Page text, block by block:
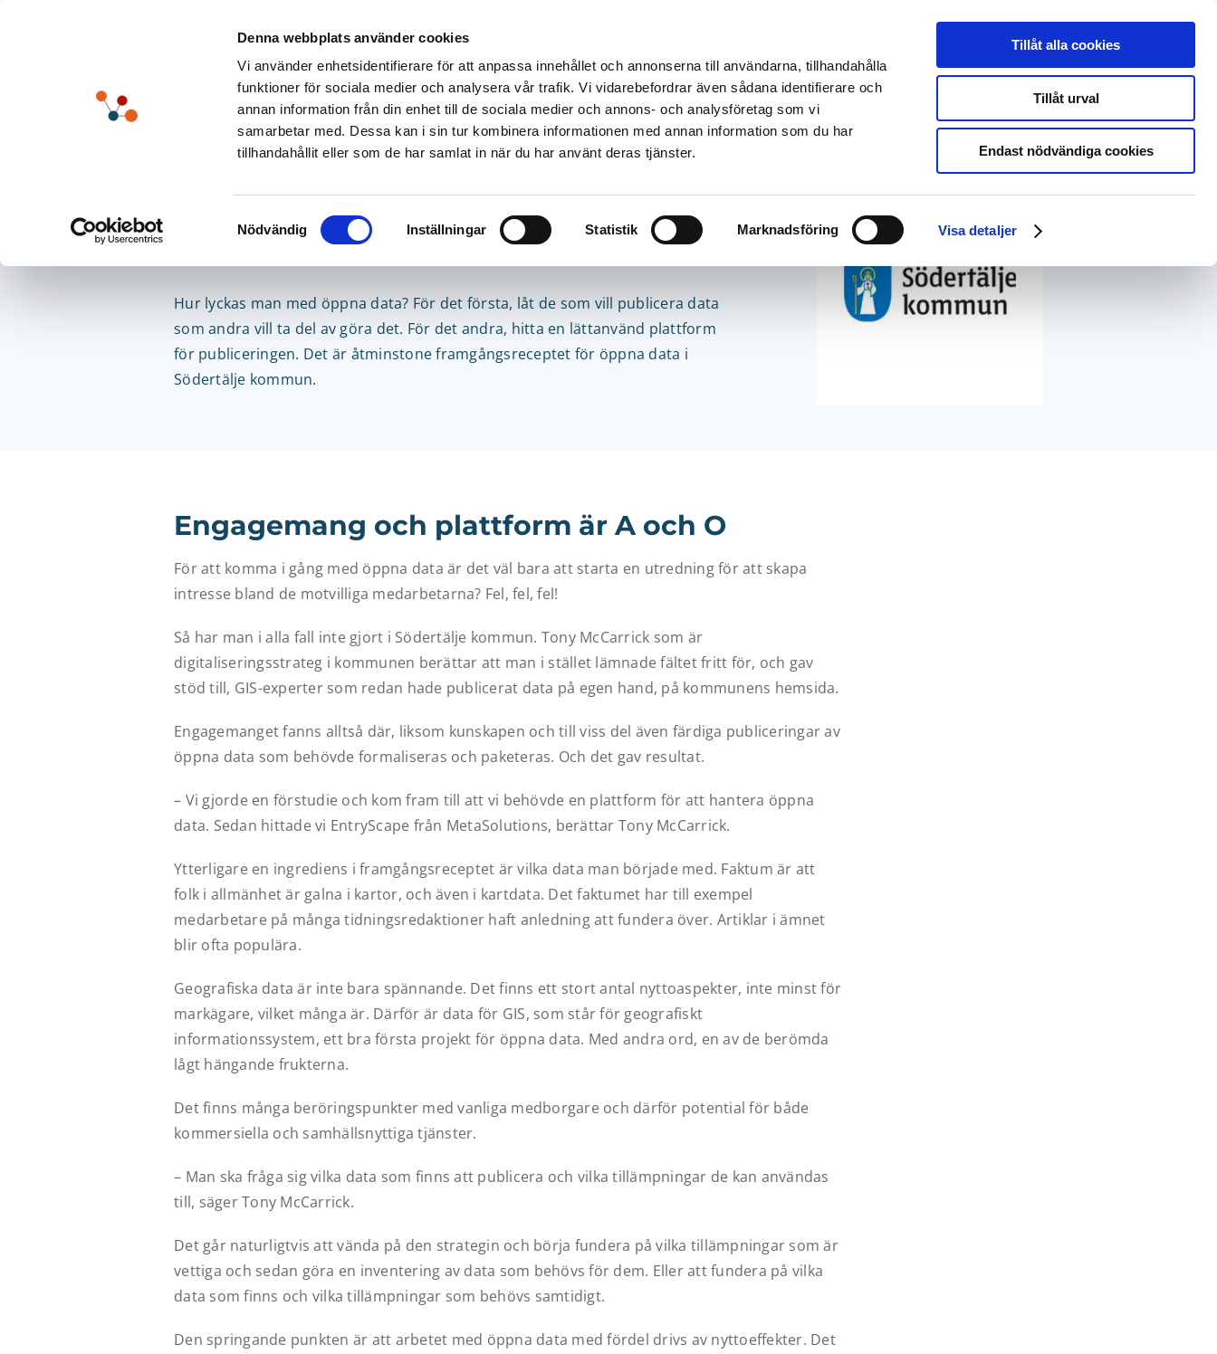
Denna webbplats använder cookies
Vi använder enhetsidentifierare för att anpassa innehållet och annonserna till användarna, tillhandahålla
funktioner för sociala medier och analysera vår trafik. Vi vidarebefordrar även sådana identifierare och
annan information från din enhet till de sociala medier och annons- och analysföretag som vi
samarbetar med. Dessa kan i sin tur kombinera informationen med annan information som du har
tillhandahållit eller som de har samlat in när du har använt deras tjänster.
Samtyckesval
Nödvändig Inställningar Statistik Marknadsföring Visa detaljer
Tillåt alla cookies
Tillåt urval
Endast nödvändiga cookies
English Deutsch
Lösningar Produkter Priser Resurser Blogg Om oss EntryScape Free
Med rätt personer flyger öppna
data ut i Södertälje
Hur lyckas man med öppna data? För det första, låt de som vill publicera data
som andra vill ta del av göra det. För det andra, hitta en lättanvänd plattform
för publiceringen. Det är åtminstone framgångsreceptet för öppna data i
Södertälje kommun.
Engagemang och plattform är A och O
För att komma i gång med öppna data är det väl bara att starta en utredning för att skapa
intresse bland de motvilliga medarbetarna? Fel, fel, fel!
Så har man i alla fall inte gjort i Södertälje kommun. Tony McCarrick som är
digitaliseringsstrateg i kommunen berättar att man i stället lämnade fältet fritt för, och gav
stöd till, GIS-experter som redan hade publicerat data på egen hand, på kommunens hemsida.
Engagemanget fanns alltså där, liksom kunskapen och till viss del även färdiga publiceringar av
öppna data som behövde formaliseras och paketeras. Och det gav resultat.
– Vi gjorde en förstudie och kom fram till att vi behövde en plattform för att hantera öppna
data. Sedan hittade vi EntryScape från MetaSolutions, berättar Tony McCarrick.
Ytterligare en ingrediens i framgångsreceptet är vilka data man började med. Faktum är att
folk i allmänhet är galna i kartor, och även i kartdata. Det faktumet har till exempel
medarbetare på många tidningsredaktioner haft anledning att fundera över. Artiklar i ämnet
blir ofta populära.
Geografiska data är inte bara spännande. Det finns ett stort antal nyttoaspekter, inte minst för
markägare, vilket många är. Därför är data för GIS, som står för geografiskt
informationssystem, ett bra första projekt för öppna data. Med andra ord, en av de berömda
lågt hängande frukterna.
Det finns många beröringspunkter med vanliga medborgare och därför potential för både
kommersiella och samhällsnyttiga tjänster.
– Man ska fråga sig vilka data som finns att publicera och vilka tillämpningar de kan användas
till, säger Tony McCarrick.
Det går naturligtvis att vända på den strategin och börja fundera på vilka tillämpningar som är
vettiga och sedan göra en inventering av data som behövs för dem. Eller att fundera på vilka
data som finns och vilka tillämpningar som behövs samtidigt.
Den springande punkten är att arbetet med öppna data med fördel drivs av nyttoeffekter. Det